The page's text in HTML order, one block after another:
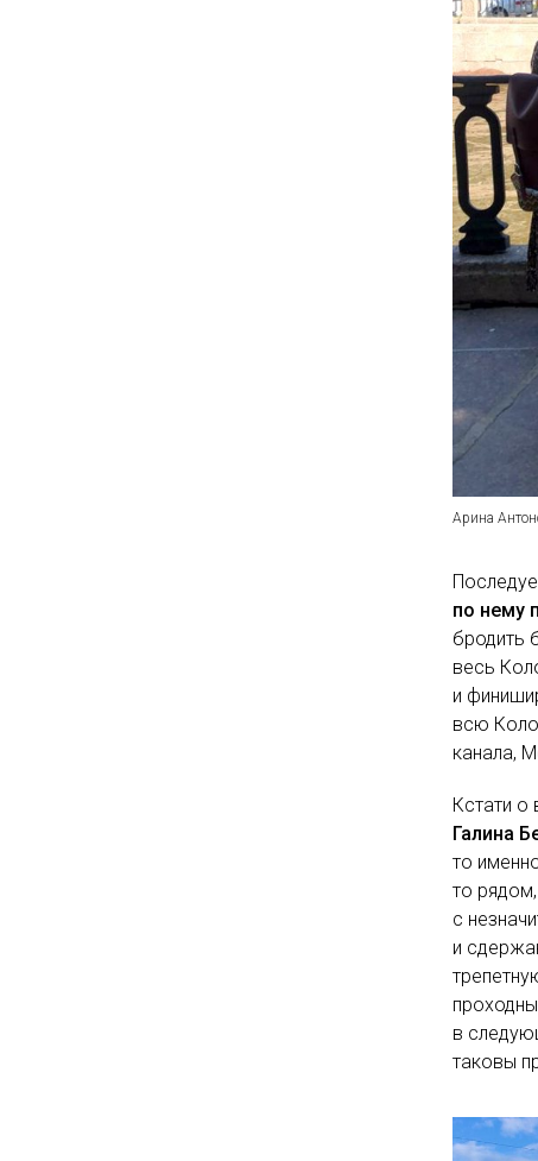
Арина
по нему
бродить
весь
и
всю
канала,
Кстати о
Галина
то
то
с
и
в
таковы